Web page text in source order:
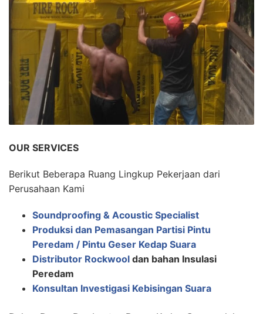
OUR SERVICES
Berikut Beberapa Ruang Lingkup Pekerjaan dari
Perusahaan Kami
Soundproofing & Acoustic Specialist
Produksi dan Pemasangan Partisi Pintu
Peredam / Pintu Geser Kedap Suara
Distributor Rockwool dan bahan Insulasi
Peredam
Konsultan Investigasi Kebisingan Suara